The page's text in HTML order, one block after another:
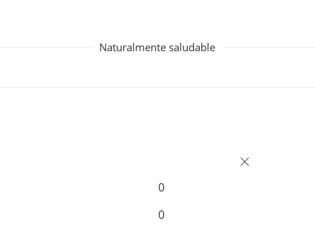
Naturalmente saludable
0
0